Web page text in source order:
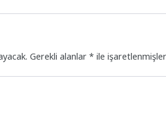
Gerekli alanlar * ile